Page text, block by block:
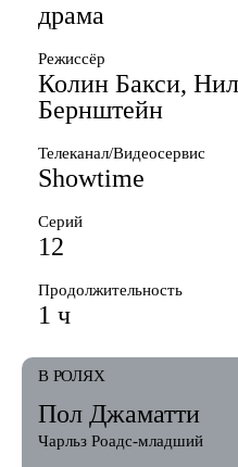
драма
Режиссёр
Колин Бакси,
Бернштейн
Телеканал/Видеосервис
Showtime
Серий
12
Продолжительность
1 ч
В РОЛЯХ
Пол Джаматти
Чарльз Роадс-младший